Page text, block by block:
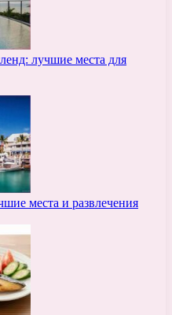
лучшие места для
места и развлечения